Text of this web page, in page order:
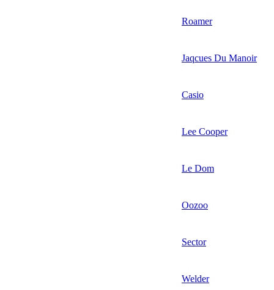
Roamer
Jaqcues Du Manoir
Casio
Lee Cooper
Le Dom
Oozoo
Sector
Welder